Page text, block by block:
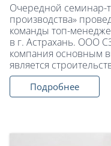
Очередной семинар-
производства»
команды топ-
в г. Астрахань. ООО
компания основным
является
Подробнее